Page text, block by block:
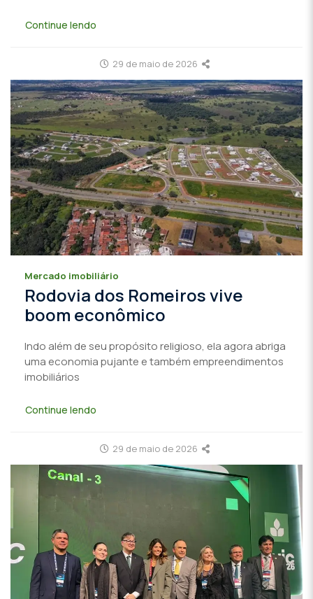
Continue lendo
29 de maio de 2026
Mercado imobiliário
Rodovia dos Romeiros vive
boom econômico
Indo além de seu propósito religioso, ela agora abriga
uma economia pujante e também empreendimentos
imobiliários
Continue lendo
29 de maio de 2026